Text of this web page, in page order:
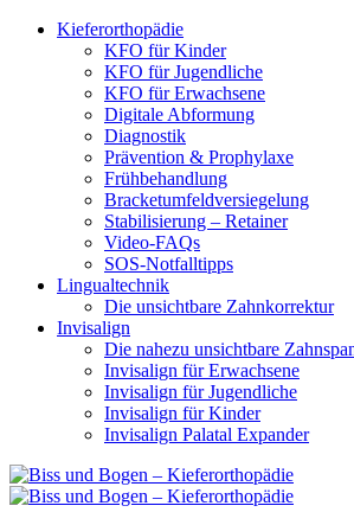
Kieferorthopädie
KFO für Kinder
KFO für Jugendliche
KFO für Erwachsene
Digitale Abformung
Diagnostik
Prävention & Prophylaxe
Frühbehandlung
Bracketumfeldversiegelung
Stabilisierung – Retainer
Video-FAQs
SOS-Notfalltipps
Lingualtechnik
Die unsichtbare Zahnkorrektur
Invisalign
Die nahezu unsichtbare
Invisalign für Erwachsene
Invisalign für Jugendliche
Invisalign für Kinder
Invisalign Palatal Expander